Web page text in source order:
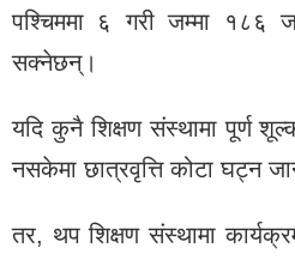
पश्चिममा ६ गरी जम्मा १८६
सक्नेछन्।
यदि कुनै शिक्षण संस्थामा पूर्ण
नसकेमा छात्रवृत्ति कोटा घट्न
तर, थप शिक्षण संस्थामा